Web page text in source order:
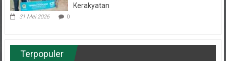
Kerakyatan
31 Mei 2026 0
Terpopuler